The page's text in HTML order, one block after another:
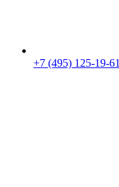
+7 (495) 125-19-61